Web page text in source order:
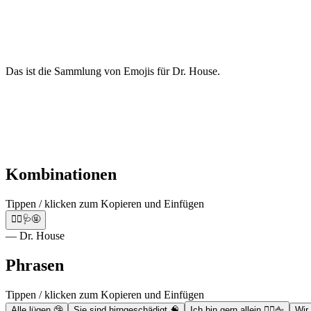
Das ist die Sammlung von Emojis für Dr. House.
Kombinationen
Tippen / klicken zum Kopieren und Einfügen
👨‍⚕️🩺🤬
— Dr. House
Phrasen
Tippen / klicken zum Kopieren und Einfügen